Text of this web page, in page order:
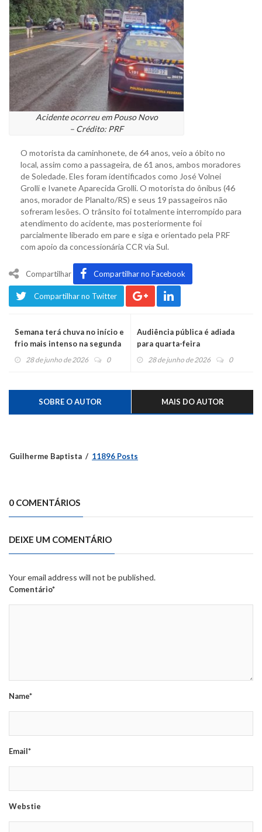
Acidente ocorreu em Pouso Novo
– Crédito: PRF
O motorista da caminhonete, de 64 anos, veio a óbito no
local, assim como a passageira, de 61 anos, ambos moradores
de Soledade. Eles foram identificados como José Volnei
Grolli e Ivanete Aparecida Grolli. O motorista do ônibus (46
anos, morador de Planalto/RS) e seus 19 passageiros não
sofreram lesões. O trânsito foi totalmente interrompido para
atendimento do acidente, mas posteriormente foi
parcialmente liberado em pare e siga e orientado pela PRF
com apoio da concessionária CCR via Sul.
Compartilhar Compartilhar no Facebook
Compartilhar no Twitter
Semana terá chuva no início e
frio mais intenso na segunda
metade no Rio Grande do Sul
28 de junho de 2026 0
Audiência pública é adiada
para quarta-feira
28 de junho de 2026 0
SOBRE O AUTOR MAIS DO AUTOR
Guilherme Baptista 11896 Posts
0 COMENTÁRIOS
DEIXE UM COMENTÁRIO
Your email address will not be published.
Comentário*
Name*
Email*
Webstie